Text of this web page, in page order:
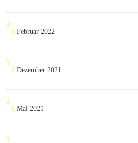
Februar 2022
Dezember 2021
Mai 2021